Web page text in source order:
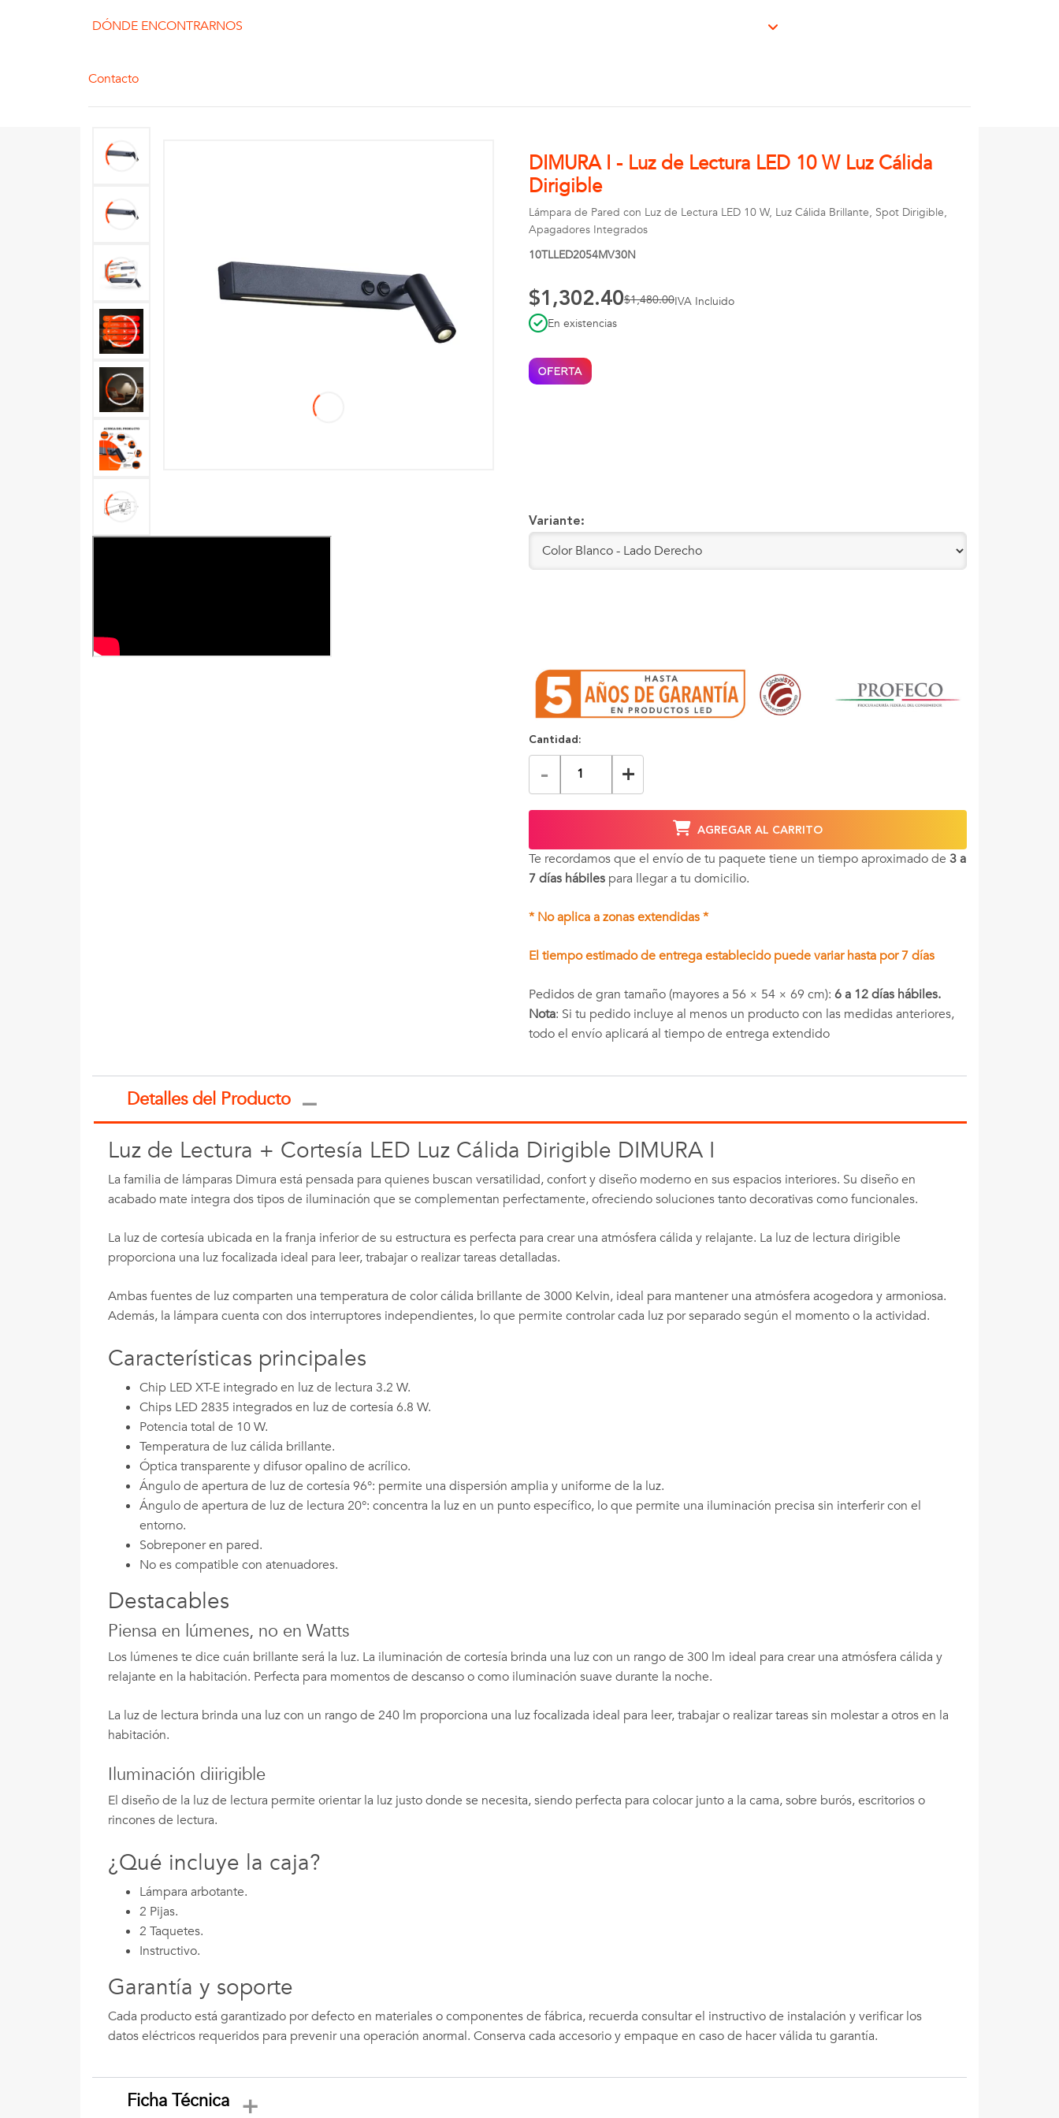
DÓNDE ENCONTRARNOS
Contacto
DIMURA I - Luz de Lectura LED 10 W Luz Cálida
Dirigible
Lámpara de Pared con Luz de Lectura LED 10 W, Luz Cálida Brillante, Spot Dirigible,
Apagadores Integrados
10TLLED2054MV30N
$1,302.40$1,480.00IVA Incluido
En existencias
Variante:
Cantidad:
- +
AGREGAR AL CARRITO
Te recordamos que el envío de tu paquete tiene un tiempo aproximado de 3 a
7 días hábilespara llegar a tu domicilio.
* No aplica a zonas extendidas *
El tiempo estimado de entrega establecido puede variar hasta por 7 días
Pedidos de gran tamaño (mayores a 56 × 54 × 69 cm): 6 a 12 días hábiles.
Nota: Si tu pedido incluye al menos un producto con las medidas anteriores,
todo el envío aplicará al tiempo de entrega extendido
Detalles del Producto
Luz de Lectura + Cortesía LED Luz Cálida Dirigible DIMURA I
La familia de lámparas Dimura está pensada para quienes buscan versatilidad, confort y diseño moderno en sus espacios interiores. Su diseño en
acabado mate integra dos tipos de iluminación que se complementan perfectamente, ofreciendo soluciones tanto decorativas como funcionales.
La luz de cortesía ubicada en la franja inferior de su estructura es perfecta para crear una atmósfera cálida y relajante. La luz de lectura dirigible
proporciona una luz focalizada ideal para leer, trabajar o realizar tareas detalladas.
Ambas fuentes de luz comparten una temperatura de color cálida brillante de 3000 Kelvin, ideal para mantener una atmósfera acogedora y armoniosa.
Además, la lámpara cuenta con dos interruptores independientes, lo que permite controlar cada luz por separado según el momento o la actividad.
Características principales
Chip LED XT-E integrado en luz de lectura 3.2 W.
Chips LED 2835 integrados en luz de cortesía 6.8 W.
Potencia total de 10 W.
Temperatura de luz cálida brillante.
Óptica transparente y difusor opalino de acrílico.
Ángulo de apertura de luz de cortesía 96°: permite una dispersión amplia y uniforme de la luz.
Ángulo de apertura de luz de lectura 20°: concentra la luz en un punto específico, lo que permite una iluminación precisa sin interferir con el
entorno.
Sobreponer en pared.
No es compatible con atenuadores.
Destacables
Piensa en lúmenes, no en Watts
Los lúmenes te dice cuán brillante será la luz. La iluminación de cortesía brinda una luz con un rango de 300 lm ideal para crear una atmósfera cálida y
relajante en la habitación. Perfecta para momentos de descanso o como iluminación suave durante la noche.
La luz de lectura brinda una luz con un rango de 240 lm proporciona una luz focalizada ideal para leer, trabajar o realizar tareas sin molestar a otros en la
habitación.
Iluminación diirigible
El diseño de la luz de lectura permite orientar la luz justo donde se necesita, siendo perfecta para colocar junto a la cama, sobre burós, escritorios o
rincones de lectura.
¿Qué incluye la caja?
Lámpara arbotante.
2 Pijas.
2 Taquetes.
Instructivo.
Garantía y soporte
Cada producto está garantizado por defecto en materiales o componentes de fábrica, recuerda consultar el instructivo de instalación y verificar los
datos eléctricos requeridos para prevenir una operación anormal. Conserva cada accesorio y empaque en caso de hacer válida tu garantía.
Ficha Técnica